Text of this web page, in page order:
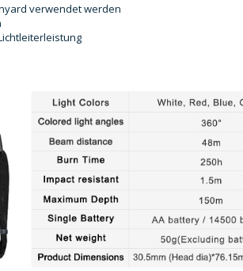
verwendet werden